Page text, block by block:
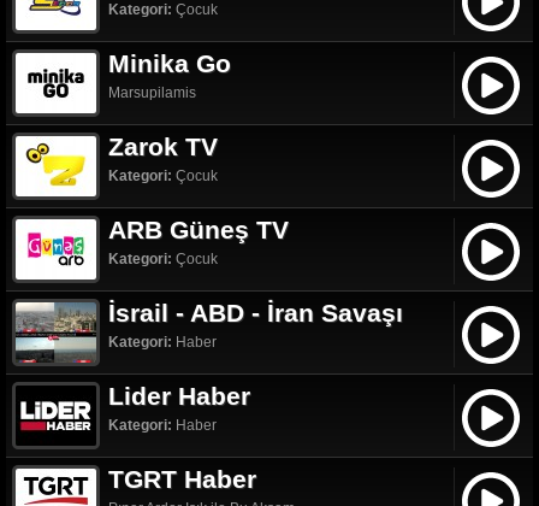
Kategori: Çocuk
Minika Go
Marsupilamis
Zarok TV
Kategori: Çocuk
ARB Güneş TV
Kategori: Çocuk
İsrail - ABD - İran Savaşı
Kategori: Haber
Lider Haber
Kategori: Haber
TGRT Haber